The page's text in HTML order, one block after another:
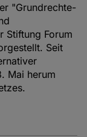
"Grundrechte-
Stiftung Forum
Seit
Mai herum